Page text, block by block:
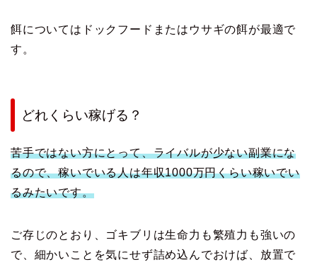
餌についてはドックフードまたはウサギの餌が最適で
す。
どれくらい稼げる？
苦手ではない方にとって、ライバルが少ない副業にな
るので、稼いでいる人は年収1000万円くらい稼いでい
るみたいです。
ご存じのとおり、ゴキブリは生命力も繁殖力も強いの
で、細かいことを気にせず詰め込んでおけば、放置で